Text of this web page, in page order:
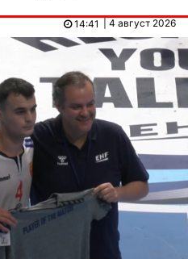
| 4 август 2026
14:41